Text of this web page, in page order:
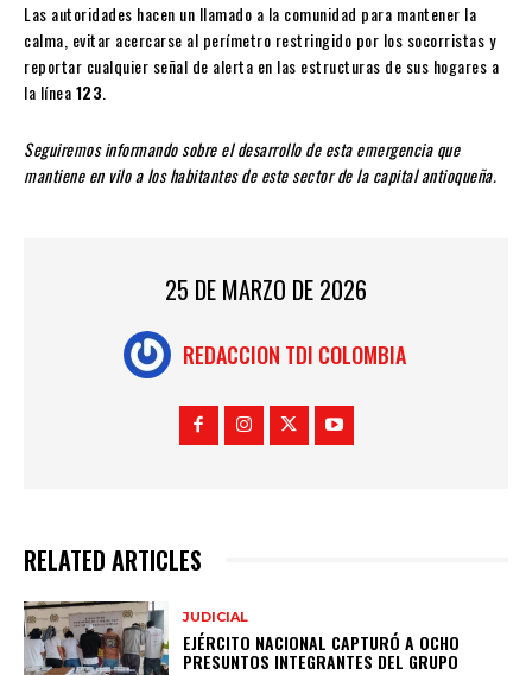
Las autoridades hacen un llamado a la comunidad para mantener la
calma, evitar acercarse al perímetro restringido por los socorristas y
reportar cualquier señal de alerta en las estructuras de sus hogares a
la línea123
Seguiremos informando sobre el desarrollo de esta emergencia que
mantiene en vilo a los habitantes de este sector de la capital antioqueña.
25 DE MARZO DE 2026
REDACCION TDI COLOMBIA
RELATED ARTICLES
JUDICIAL
EJÉRCITO NACIONAL CAPTURÓ A OCHO
PRESUNTOS INTEGRANTES DEL GRUPO